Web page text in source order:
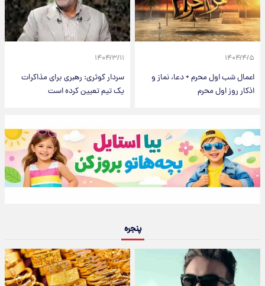
۱۴۰۴/۴/۵
اعمال شب اول محرم + دعا، نماز و
اذکار روز اول محرم
۱۴۰۴/۳/۱۱
سردار کوثری: رهبری برای مذاکرات
یک تیم تعیین کرده است
پنجره